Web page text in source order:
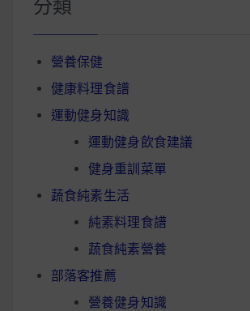
分類
營養保健
健康料理食譜
運動健身知識
運動健身飲食建議
健身重訓菜單
蔬食純素生活
純素料理食譜
蔬食純素營養
部落客推薦
營養健身知識